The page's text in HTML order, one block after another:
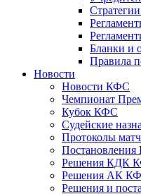
Бланки и
Правила
Новости
Новости КФС
Чемпионат
Кубок КФС
Судейские
Протоколы
Решения КДК
Решения АК
Решения и